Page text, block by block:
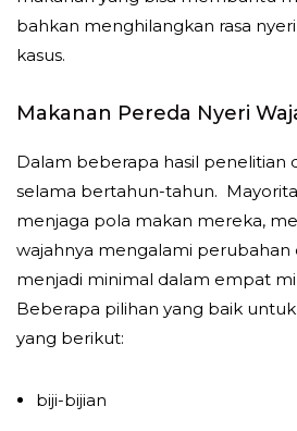
bahkan menghilangkan rasa
kasus.
Makanan Pereda Nyeri
Dalam beberapa hasil penelitian
selama bertahun-tahun.
menjaga pola makan mereka,
wajahnya mengalami perubahan
menjadi minimal dalam empat
Beberapa pilihan yang baik
yang berikut:
biji-bijian